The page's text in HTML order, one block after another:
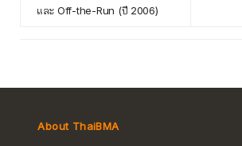
และ Off-the-Run (ปี 2006)
About ThaiBMA